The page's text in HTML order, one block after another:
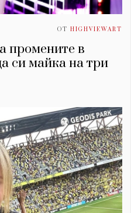
ОТ HIGHVIEWART
промените в
си майка на три